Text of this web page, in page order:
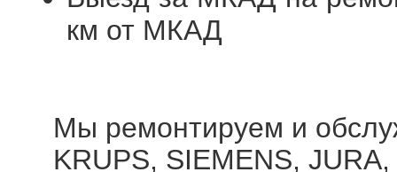
км от МКАД
Мы ремонтируем и
KRUPS, SIEMENS, JURA,